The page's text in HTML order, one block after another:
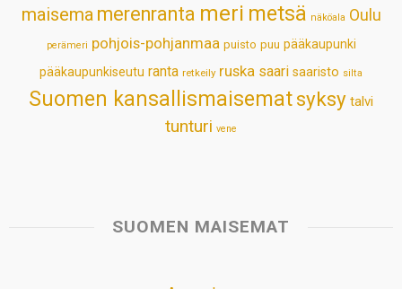
maisema merenranta meri metsä näköala Oulu
perämeri pohjois-pohjanmaa puisto puu pääkaupunki
pääkaupunkiseutu ranta retkeily ruska saari saaristo silta
Suomen kansallismaisematsyksy talvi
tunturi vene
SUOMEN MAISEMAT